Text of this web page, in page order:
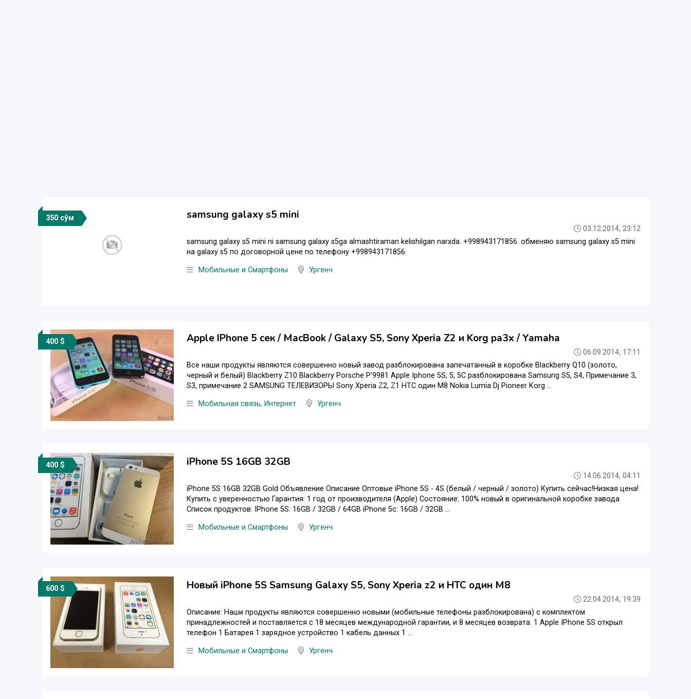
350 сўм samsung galaxy s5 mini
03.12.2014, 23:12
samsung galaxy s5 mini ni samsung galaxy s5ga almashtiraman kelishilgan narxda. +998943171856. обменяю samsung galaxy s5 mini
на galaxy s5 по договорной цене по телефону +998943171856.
Мобильные и Смартфоны Ургенч
400 $ Apple IPhone 5 сек / MacBook / Galaxy S5, Sony Xperia Z2 и Korg pa3x / Yamaha
06.09.2014, 17:11
Все наши продукты являются совершенно новый завод разблокирована запечатанный в коробке Blackberry Q10 (золото,
черный и белый) Blackberry Z10 Blackberry Porsche P'9981 Apple Iphone 5S, 5, 5C разблокирована Samsung S5, S4, Примечание 3,
S3, примечание 2 SAMSUNG ТЕЛЕВИЗОРЫ Sony Xperia Z2, Z1 HTC один M8 Nokia Lumia Dj Pioneer Korg ...
Мобильная связь, Интернет Ургенч
400 $ iPhone 5S 16GB 32GB
14.06.2014, 04:11
iPhone 5S 16GB 32GB Gold Объявление Описание Оптовые iPhone 5S - 4S (белый / черный / золото) Купить сейчас!Низкая цена!
Купить с уверенностью Гарантия: 1 год от производителя (Apple) Состояние: 100% новый в оригинальной коробке завода
Список продуктов: IPhone 5S: 16GB / 32GB / 64GB iPhone 5с: 16GB / 32GB ...
Мобильные и Смартфоны Ургенч
600 $ Новый iPhone 5S Samsung Galaxy S5, Sony Xperia z2 и HTC один M8
22.04.2014, 19:39
Описание: Наши продукты являются совершенно новыми (мобильные телефоны разблокирована) с комплектом
принадлежностей и поставляется с 18 месяцев международной гарантии, и 8 месяцев возврата. 1 Apple IPhone 5S открыл
телефон 1 Батарея 1 зарядное устройство 1 кабель данных 1 ...
Мобильные и Смартфоны Ургенч